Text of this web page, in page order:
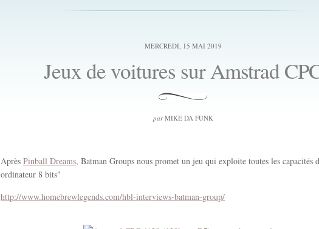
MERCREDI, 15 MAI 2019
Jeux de voitures sur Amstrad
parMIKE DA FUNK
Après Pinball Dreams, Batman Groups nous promet un jeu qui exploite toutes les capacités
ordinateur 8 bits"
http://www.homebrewlegends.com/hbl-interviews-batman-group/